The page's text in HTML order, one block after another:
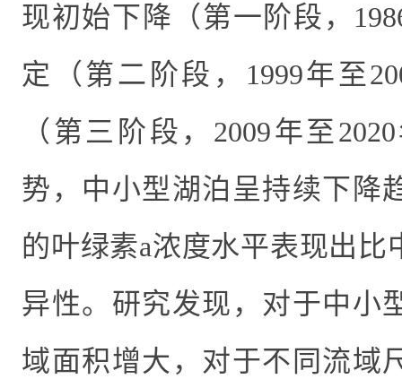
现初始下降（第一阶段，
定（第二阶段， 1999年至
（第三阶段， 2009年至2020
势，中小型湖泊呈持续下降
的叶绿素a浓度水平表现出比
异性。研究发现，对于中小
域面积增大，对于不同流域